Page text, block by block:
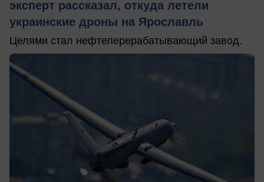
эксперт рассказал, откуда летели
украинские дроны на Ярославль
Целями стал нефтеперерабатывающий завод.